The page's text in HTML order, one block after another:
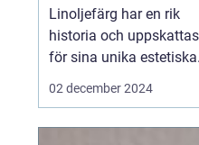
Linoljefärg har en rik
historia och uppskattas
för sina unika estetiska
och funktionella
02 december 2024